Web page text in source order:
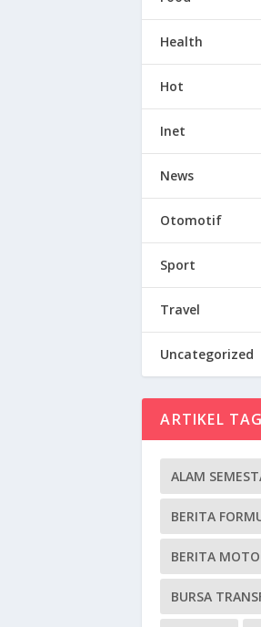
Health
Hot
Inet
News
Otomotif
Sport
Travel
Uncategorized
ARTIKEL TAG
ALAM
BERITA
BERITA
BURSA